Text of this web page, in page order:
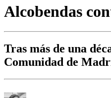
Alcobendas
Tras más de una
Comunidad de